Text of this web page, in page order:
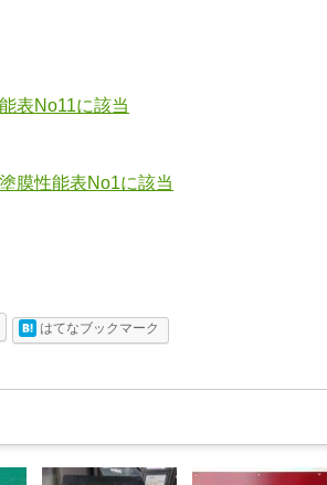
表No11に該当
塗膜性能表No1に該当
はてなブックマーク